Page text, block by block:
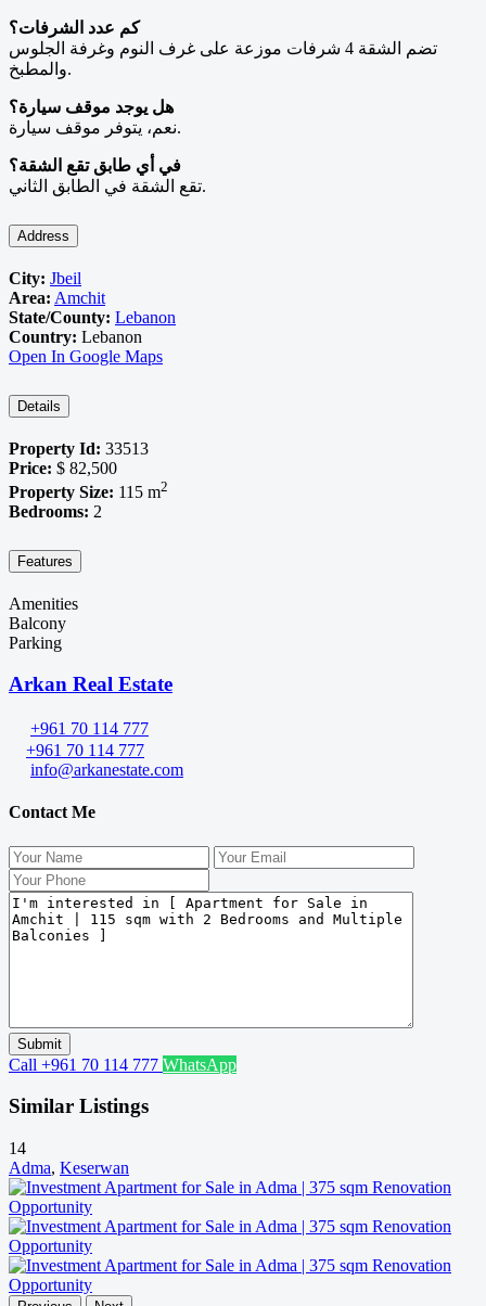
كم عدد الشرفات؟
تضم الشقة 4 شرفات موزعة على غرف النوم وغرفة الجلوس
والمطبخ.
هل يوجد موقف سيارة؟
نعم، يتوفر موقف سيارة.
في أي طابق تقع الشقة؟
تقع الشقة في الطابق الثاني.
Address
City: Jbeil
Area: Amchit
State/County: Lebanon
Country: Lebanon
Open In Google Maps
Details
Property Id: 33513
Price: $ 82,500
Property Size: 115 m2
Bedrooms: 2
Features
Amenities
Balcony
Parking
Arkan Real Estate
+961 70 114 777
+961 70 114 777
info@arkanestate.com
Contact Me
Call +961 70 114 777 WhatsApp
Similar Listings
14
Adma, Keserwan